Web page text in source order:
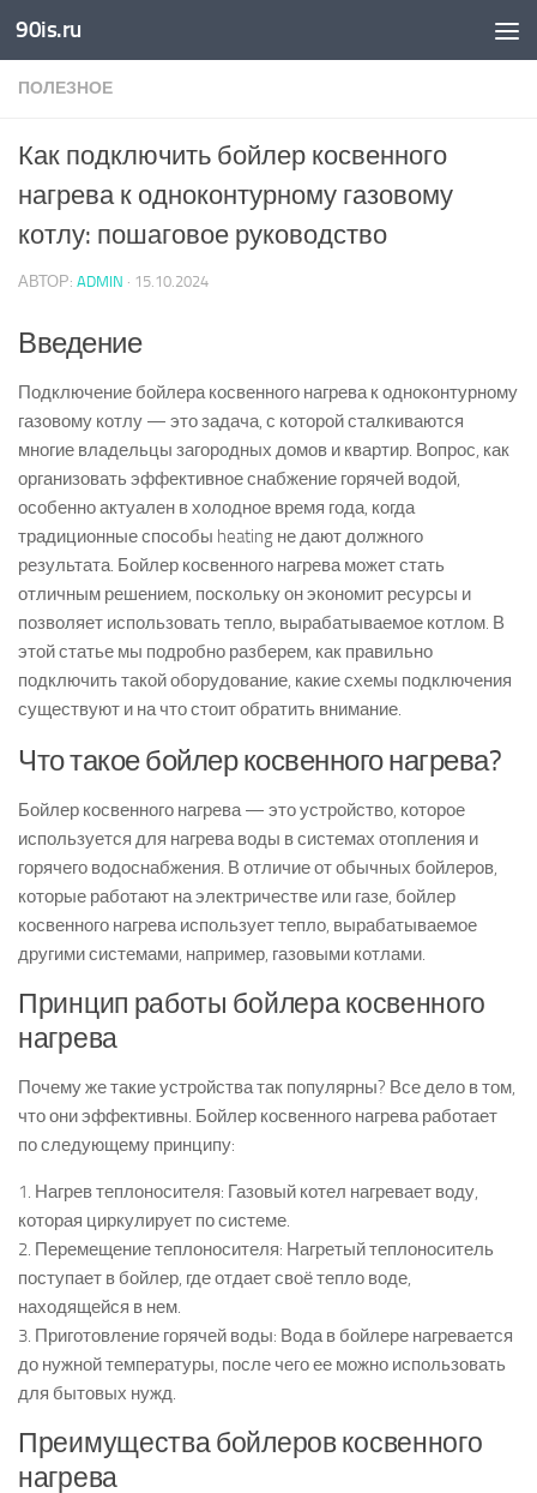
Skip to content
90is.ru
ПОЛЕЗНОЕ
Как подключить бойлер косвенного
нагрева к одноконтурному газовому
котлу: пошаговое руководство
АВТОР: ADMIN · 15.10.2024
Введение
Подключение бойлера косвенного нагрева к одноконтурному
газовому котлу — это задача, с которой сталкиваются
многие владельцы загородных домов и квартир. Вопрос, как
организовать эффективное снабжение горячей водой,
особенно актуален в холодное время года, когда
традиционные способы heating не дают должного
результата. Бойлер косвенного нагрева может стать
отличным решением, поскольку он экономит ресурсы и
позволяет использовать тепло, вырабатываемое котлом. В
этой статье мы подробно разберем, как правильно
подключить такой оборудование, какие схемы подключения
существуют и на что стоит обратить внимание.
Что такое бойлер косвенного нагрева?
Бойлер косвенного нагрева — это устройство, которое
используется для нагрева воды в системах отопления и
горячего водоснабжения. В отличие от обычных бойлеров,
которые работают на электричестве или газе, бойлер
косвенного нагрева использует тепло, вырабатываемое
другими системами, например, газовыми котлами.
Принцип работы бойлера косвенного
нагрева
Почему же такие устройства так популярны? Все дело в том,
что они эффективны. Бойлер косвенного нагрева работает
по следующему принципу:
1. Нагрев теплоносителя: Газовый котел нагревает воду,
которая циркулирует по системе.
2. Перемещение теплоносителя: Нагретый теплоноситель
поступает в бойлер, где отдает своё тепло воде,
находящейся в нем.
3. Приготовление горячей воды: Вода в бойлере нагревается
до нужной температуры, после чего ее можно использовать
для бытовых нужд.
Преимущества бойлеров косвенного
нагрева